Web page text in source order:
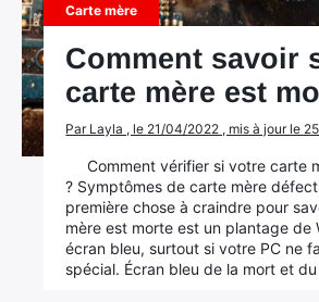
Carte mère
Comment savoir
carte mère est
Par Layla , le 21/04/2022 , mis à jour le
Comment vérifier si votre carte
? Symptômes de carte mère
première chose à craindre pour
mère est morte est un plantage de
écran bleu, surtout si votre PC ne
spécial. Écran bleu de la mort et
Rechercher
: